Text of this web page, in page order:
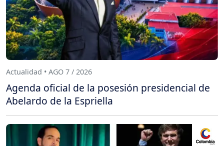
Actualidad • AGO 7 / 2026
Agenda oficial de la posesión presidencial de
Abelardo de la Espriella